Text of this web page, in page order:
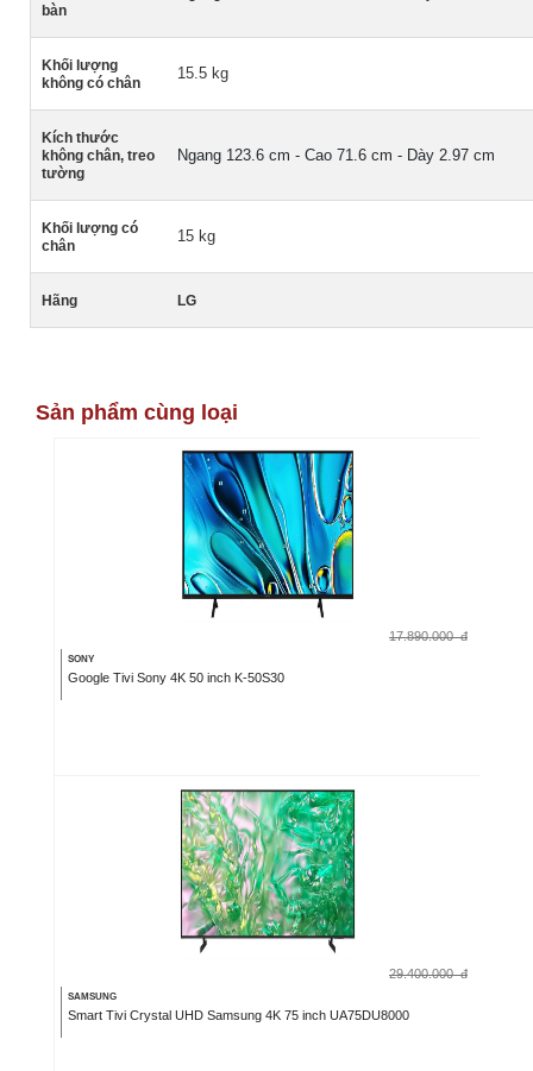
bàn
Khối lượng
không có chân
15.5 kg
Kích thước
không chân, treo
tường
Ngang 123.6 cm - Cao 71.6 cm - Dày 2.97 cm
Khối lượng có
chân
15 kg
Hãng LG
Sản phẩm cùng loại
17.890.000 đ
SONY
Google Tivi Sony 4K 50 inch K-50S30
29.400.000 đ
SAMSUNG
Smart Tivi Crystal UHD Samsung 4K 75 inch UA75DU8000